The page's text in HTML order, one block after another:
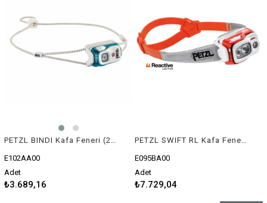
E102AA00
Adet
₺3.689,16
E095BA00
Adet
₺7.729,04